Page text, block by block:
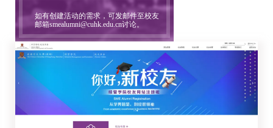
如有创建活动的需求，可发邮件至校友
邮箱smealumni@cuhk.edu.cn讨论。